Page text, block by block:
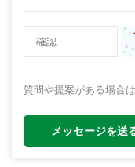
質問や提案がある場合
メッセージを送